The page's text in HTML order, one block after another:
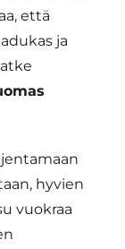
että
ja
hyvien
vuokraa